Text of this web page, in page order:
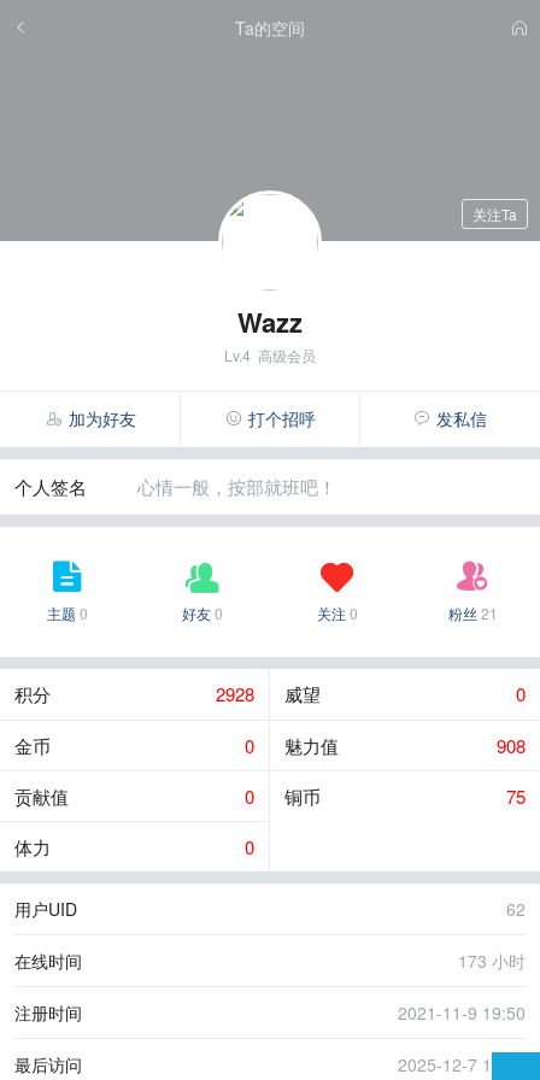
Ta的空间
Wazz
Lv.4 高级会员
加为好友 打个招呼 发私信
关注Ta
心情一般，按部就班吧！
个人签名
主题 0 好友0 关注 0 粉丝 21
2928
积分 0
威望
0
金币 908
魅力值
0
贡献值 75
铜币
0
体力
用户UID 62
在线时间 173 小时
注册时间 2021-11-9 19:50
最后访问 2025-12-7 19:49